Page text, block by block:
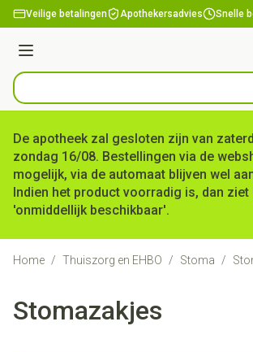
Ga naar de inhoud
Veilige betalingen Apothekersadvies Snelle
Menu
Product, merk, categorie...
De apotheek zal gesloten zijn van
zondag 16/08. Bestellingen via de
mogelijk, via de automaat blijven wel
Indien het product voorradig is, dan ziet
'onmiddellijk beschikbaar'.
Home / Thuiszorg en EHBO / Stoma /
Stomazakjes